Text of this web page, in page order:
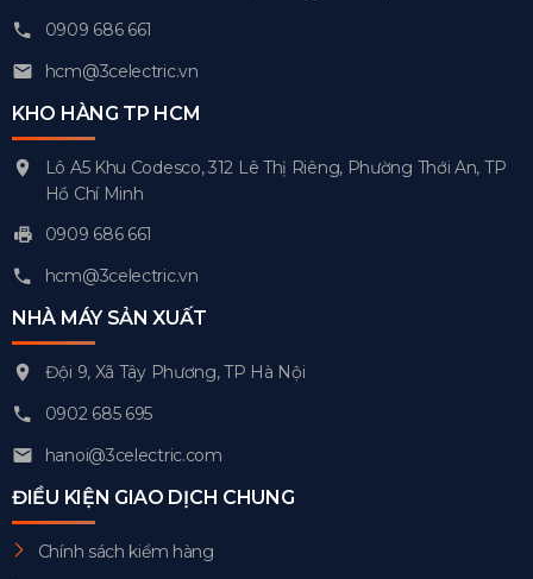
0909 686 661
hcm@3celectric.vn
KHO HÀNG TP HCM
Lô A5 Khu Codesco, 312 Lê Thị Riêng, Phường Thới An, TP
Hồ Chí Minh
0909 686 661
hcm@3celectric.vn
NHÀ MÁY SẢN XUẤT
Đội 9, Xã Tây Phương, TP Hà Nội
0902 685 695
hanoi@3celectric.com
ĐIỀU KIỆN GIAO DỊCH CHUNG
Chính sách kiểm hàng